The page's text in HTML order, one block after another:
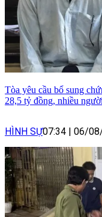
Tòa yêu cầu bổ sung
28,5 tỷ đồng, nhiều
HÌNH SỰ07:34 06/